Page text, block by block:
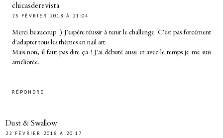
chicasderevista
25 FÉVRIER 2018 À 21:04
Merci beaucoup :) J'espère réussir à tenir le challenge. C'est pas forcément
d'adapter tous les thèmes en nail art.
Mais non, il faut pas dire ça ! J'ai débuté aussi et avec le temps je me suis
améliorée.
RÉPONDRE
Dust & Swallow
22 FÉVRIER 2018 À 20:17